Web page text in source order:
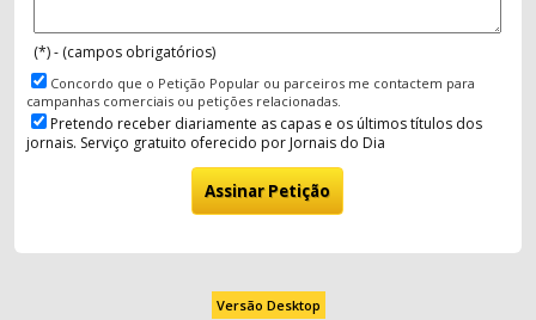
(*) - (campos obrigatórios)
Concordo que o Petição Popular ou parceiros me contactem para
campanhas comerciais ou petições relacionadas.
Pretendo receber diariamente as capas e os últimos títulos dos
jornais. Serviço gratuito oferecido por Jornais do Dia
Versão Desktop